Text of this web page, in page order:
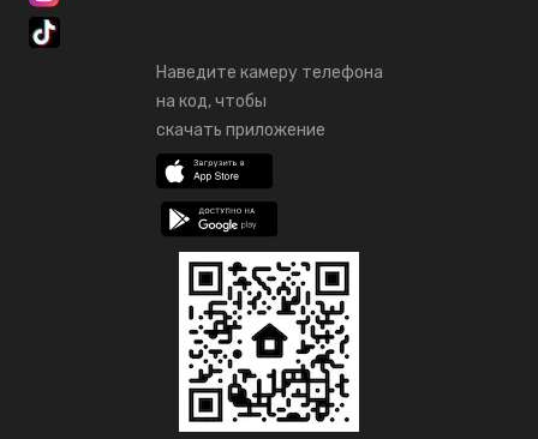
Наведите камеру телефона
на код, чтобы
скачать приложение